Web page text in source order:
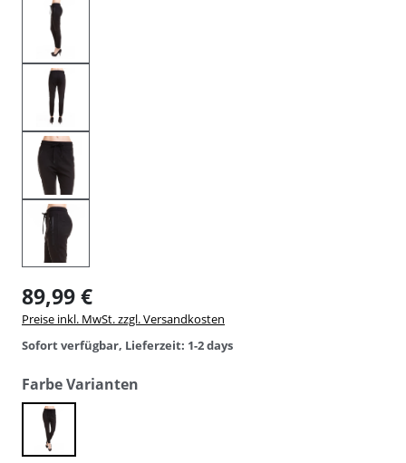
89,99 €
Preise inkl. MwSt. zzgl. Versandkosten
Sofort verfügbar, Lieferzeit: 1-2 days
Farbe Varianten
black